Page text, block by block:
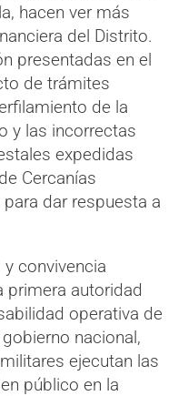
hacen ver más
del Distrito.
presentadas en el
de trámites
de la
y las incorrectas
expedidas
Cercanías
dar respuesta a
convivencia
primera autoridad
operativa de
nacional,
ejecutan las
público en la